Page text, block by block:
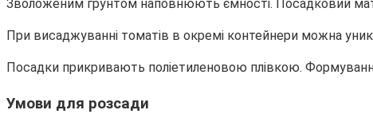
Зволоженим грунтом наповнюють ємності. Посадковий
При висаджуванні томатів в окремі контейнери можна
Посадки прикривають поліетиленовою плівкою.
Умови для розсади